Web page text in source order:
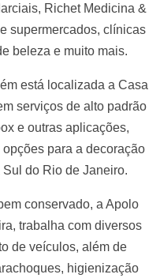
Richet Medicina &
supermercados, clínicas
beleza e muito mais.
está localizada a Casa
serviços de alto padrão
e outras aplicações,
para a decoração
do Rio de Janeiro.
conservado, a Apolo
trabalha com diversos
de veículos, além de
higienização